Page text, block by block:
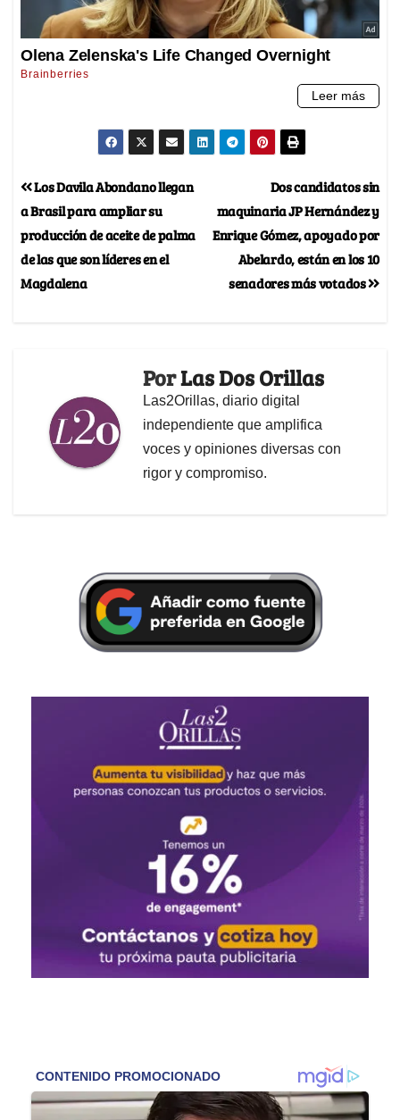
Dos candidatos sin
maquinaria JP Hernández y
Enrique Gómez, apoyado por
Abelardo, están en los 10
senadores más votados
Los Davila Abondano llegan
a Brasil para ampliar su
producción de aceite de palma
de las que son líderes en el
Magdalena
PorLas Dos Orillas
Las2Orillas, diario digital
independiente que amplifica
voces y opiniones diversas con
rigor y compromiso.